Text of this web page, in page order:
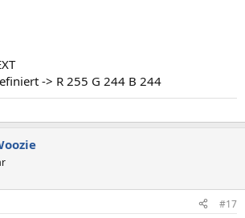
-> R 255 G 244 B 244
#17